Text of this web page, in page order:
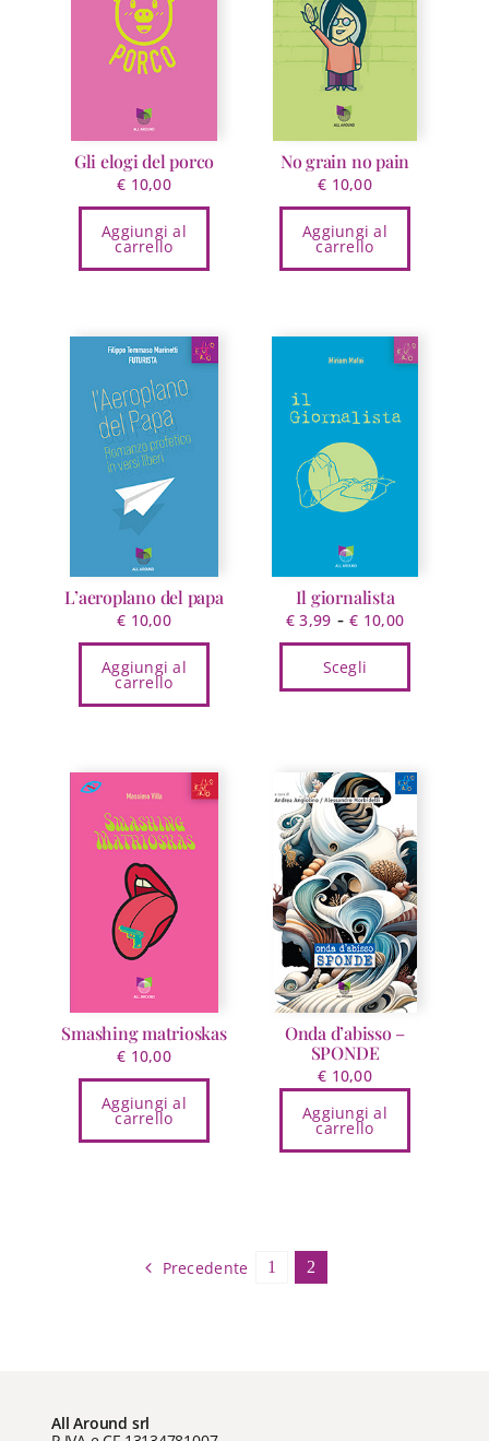
Gli elogi del porco
€ 10,00
Aggiungi al
carrello
No grain no pain
€ 10,00
Aggiungi al
carrello
L’aeroplano del papa
€ 10,00
Aggiungi al
carrello
Il giornalista
€ 3,99 - € 10,00Fascia
di
da
€ 10,00
Scegli
più
varianti.
Le
opzioni
possono
essere
scelte
nella
pagina
del
prodotto
Smashing matrioskas
€ 10,00
Aggiungi al
carrello
Onda d’abisso –
SPONDE
€ 10,00
Aggiungi al
carrello
Precedente 1 2
All Around srl